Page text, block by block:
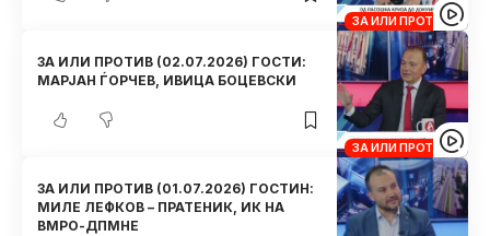
ЗА ИЛИ ПРОТИВ
ЗА ИЛИ ПРОТИВ
ЗА ИЛИ ПРОТИВ (02.07.2026) ГОСТИ:
МАРЈАН ЃОРЧЕВ, ИВИЦА БОЦЕВСКИ
ЗА ИЛИ ПРОТИВ (01.07.2026) ГОСТИН:
МИЛЕ ЛЕФКОВ – ПРАТЕНИК, ИК НА
ВМРО-ДПМНЕ